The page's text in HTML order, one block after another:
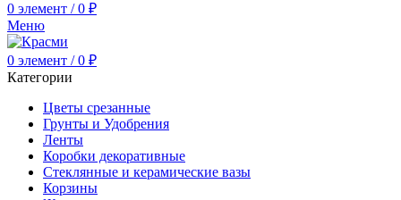
0 элемент / 0 ₽
Меню
0 элемент / 0 ₽
Категории
Цветы срезанные
Грунты и Удобрения
Ленты
Коробки декоративные
Стеклянные и керамические вазы
Корзины